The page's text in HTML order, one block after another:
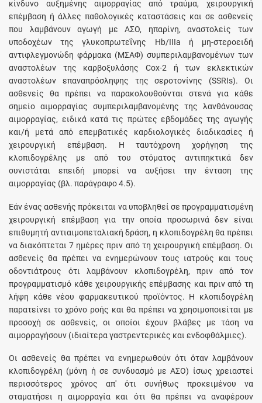
κίνδυνο αυξημένης αιμορραγίας από τραύμα, χειρουργική
επέμβαση ή άλλες παθολογικές καταστάσεις και σε ασθενείς
που λαμβάνουν αγωγή με ΑΣΟ, ηπαρίνη, αναστολείς των
υποδοχέων της γλυκοπρωτεΐνης Hb/IIIa ή μη-στεροειδή
αντιφλεγμονώδη φάρμακα (ΜΣΑΦ) συμπεριλαμβανομένων των
αναστολέων της καρβοξυλάσης Cox-2 ή των εκλεκτικών
αναστολέων επαναπρόσληψης της σεροτονίνης (SSRIs). Οι
ασθενείς θα πρέπει να παρακολουθούνται στενά για κάθε
σημείο αιμορραγίας συμπεριλαμβανομένης της λανθάνουσας
αιμορραγίας, ειδικά κατά τις πρώτες εβδομάδες της αγωγής
και/ή μετά από επεμβατικές καρδιολογικές διαδικασίες ή
χειρουργική επέμβαση. Η ταυτόχρονη χορήγηση της
κλοπιδογρέλης με από του στόματος αντιπηκτικά δεν
συνιστάται επειδή μπορεί να αυξήσει την ένταση της
αιμορραγίας (βλ. παράγραφο 4.5).
Εάν ένας ασθενής πρόκειται να υποβληθεί σε προγραμματισμένη
χειρουργική επέμβαση για την οποία προσωρινά δεν είναι
επιθυμητή αντιαιμοπεταλιακή δράση, η κλοπιδογρέλη θα πρέπει
να διακόπτεται 7 ημέρες πριν από τη χειρουργική επέμβαση. Οι
ασθενείς θα πρέπει να ενημερώνουν τους ιατρούς και τους
οδοντιάτρους ότι λαμβάνουν κλοπιδογρέλη, πριν από τον
προγραμματισμό κάθε χειρουργικής επέμβασης και πριν από τη
λήψη κάθε νέου φαρμακευτικού προϊόντος. Η κλοπιδογρέλη
παρατείνει το χρόνο ροής και θα πρέπει να χρησιμοποιείται με
προσοχή σε ασθενείς, οι οποίοι έχουν βλάβες με τάση να
αιμορραγήσουν (ιδιαίτερα γαστρεντερικές και ενδοφθάλμιες).
Oι ασθενείς θα πρέπει να ενημερωθούν ότι όταν λαμβάνουν
κλοπιδογρέλη (μόνη ή σε συνδυασμό με ΑΣΟ) ίσως χρειαστεί
περισσότερος χρόνος απ' ότι συνήθως προκειμένου να
σταματήσει η αιμορραγία και ότι θα πρέπει να αναφέρουν